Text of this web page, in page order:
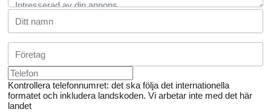
Kontrollera telefonnumret: det ska följa det internationella
formatet och inkludera landskoden. Vi arbetar inte med det här
landet